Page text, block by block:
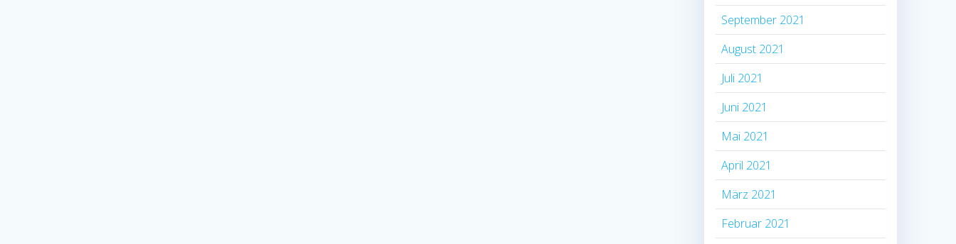
September 2021
August 2021
Juli 2021
Juni 2021
Mai 2021
April 2021
März 2021
Februar 2021